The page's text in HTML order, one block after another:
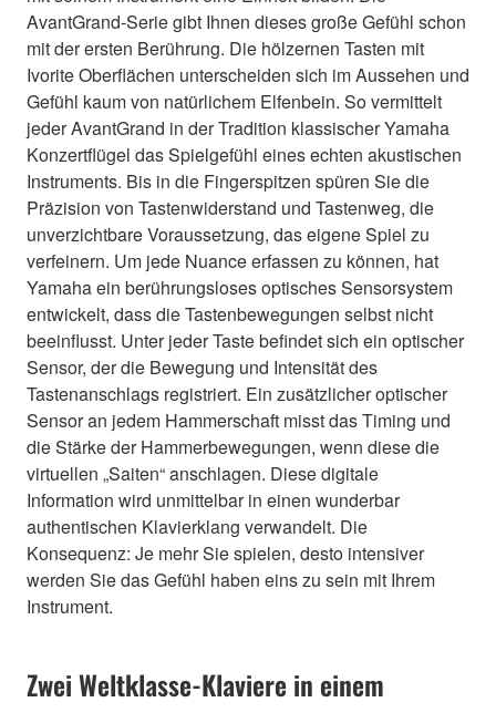
AvantGrand-Serie gibt Ihnen dieses große Gefühl schon
mit der ersten Berührung. Die hölzernen Tasten mit
Ivorite Oberflächen unterscheiden sich im Aussehen und
Gefühl kaum von natürlichem Elfenbein. So vermittelt
jeder AvantGrand in der Tradition klassischer Yamaha
Konzertflügel das Spielgefühl eines echten akustischen
Instruments. Bis in die Fingerspitzen spüren Sie die
Präzision von Tastenwiderstand und Tastenweg, die
unverzichtbare Voraussetzung, das eigene Spiel zu
verfeinern. Um jede Nuance erfassen zu können, hat
Yamaha ein berührungsloses optisches Sensorsystem
entwickelt, dass die Tastenbewegungen selbst nicht
beeinflusst. Unter jeder Taste befindet sich ein optischer
Sensor, der die Bewegung und Intensität des
Tastenanschlags registriert. Ein zusätzlicher optischer
Sensor an jedem Hammerschaft misst das Timing und
die Stärke der Hammerbewegungen, wenn diese die
virtuellen „Saiten“ anschlagen. Diese digitale
Information wird unmittelbar in einen wunderbar
authentischen Klavierklang verwandelt. Die
Konsequenz: Je mehr Sie spielen, desto intensiver
werden Sie das Gefühl haben eins zu sein mit Ihrem
Instrument.
Zwei Weltklasse-Klaviere in einem